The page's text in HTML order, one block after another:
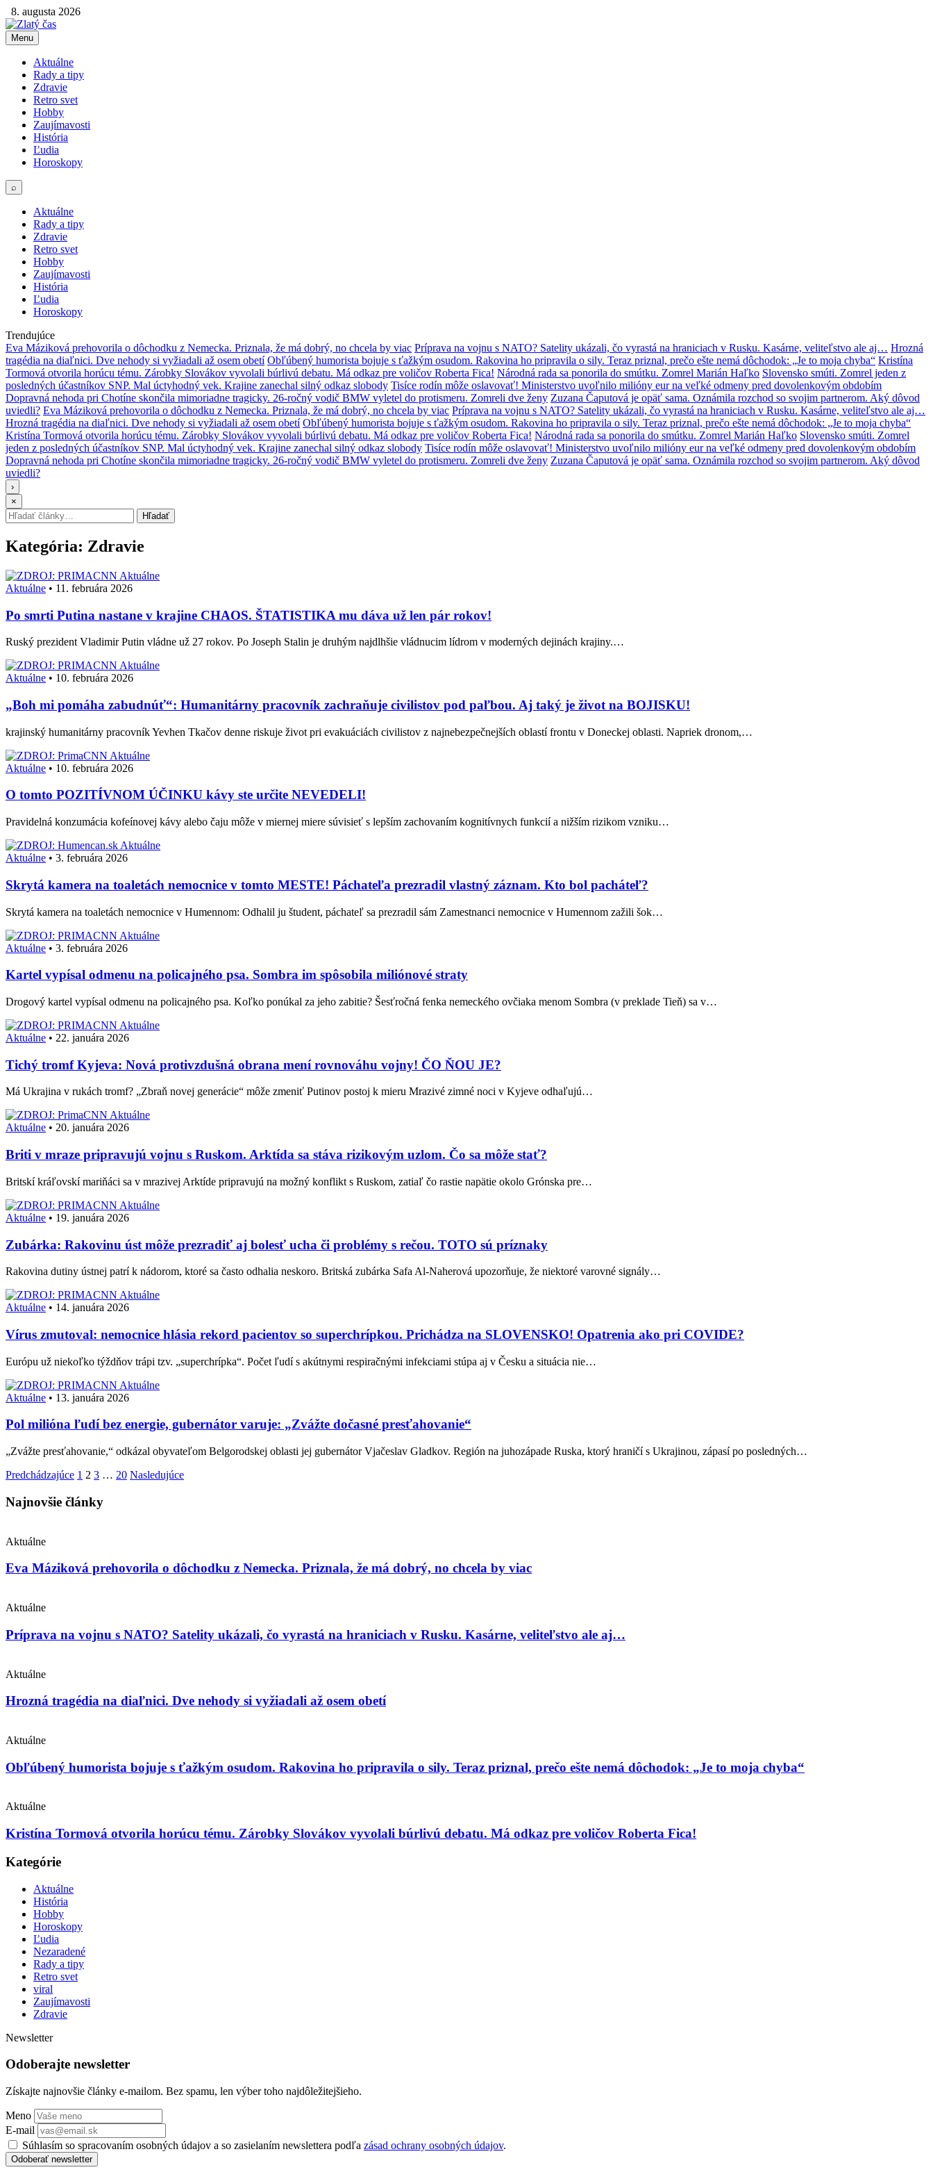
8. augusta 2026
Menu
Aktuálne
Rady a tipy
Zdravie
Retro svet
Hobby
Zaujímavosti
História
Ľudia
Horoskopy
⌕
Aktuálne
Rady a tipy
Zdravie
Retro svet
Hobby
Zaujímavosti
História
Ľudia
Horoskopy
Trendujúce
Eva Máziková prehovorila o dôchodku z Nemecka. Priznala, že má dobrý, no chcela by viac Príprava na vojnu s NATO? Satelity ukázali, čo vyrastá na hraniciach v Rusku. Kasárne, veliteľstvo ale aj… Hrozná
tragédia na diaľnici. Dve nehody si vyžiadali až osem obetí Obľúbený humorista bojuje s ťažkým osudom. Rakovina ho pripravila o sily. Teraz priznal, prečo ešte nemá dôchodok: „Je to moja chyba“ Kristína
Tormová otvorila horúcu tému. Zárobky Slovákov vyvolali búrlivú debatu. Má odkaz pre voličov Roberta Fica! Národná rada sa ponorila do smútku. Zomrel Marián Haľko Slovensko smúti. Zomrel jeden z
posledných účastníkov SNP. Mal úctyhodný vek. Krajine zanechal silný odkaz slobody Tisíce rodín môže oslavovať! Ministerstvo uvoľnilo milióny eur na veľké odmeny pred dovolenkovým obdobím
Dopravná nehoda pri Chotíne skončila mimoriadne tragicky. 26-ročný vodič BMW vyletel do protismeru. Zomreli dve ženy Zuzana Čaputová je opäť sama. Oznámila rozchod so svojim partnerom. Aký dôvod
uviedli? Eva Máziková prehovorila o dôchodku z Nemecka. Priznala, že má dobrý, no chcela by viac Príprava na vojnu s NATO? Satelity ukázali, čo vyrastá na hraniciach v Rusku. Kasárne, veliteľstvo ale aj…
Hrozná tragédia na diaľnici. Dve nehody si vyžiadali až osem obetí Obľúbený humorista bojuje s ťažkým osudom. Rakovina ho pripravila o sily. Teraz priznal, prečo ešte nemá dôchodok: „Je to moja chyba“
Kristína Tormová otvorila horúcu tému. Zárobky Slovákov vyvolali búrlivú debatu. Má odkaz pre voličov Roberta Fica! Národná rada sa ponorila do smútku. Zomrel Marián Haľko Slovensko smúti. Zomrel
jeden z posledných účastníkov SNP. Mal úctyhodný vek. Krajine zanechal silný odkaz slobody Tisíce rodín môže oslavovať! Ministerstvo uvoľnilo milióny eur na veľké odmeny pred dovolenkovým obdobím
Dopravná nehoda pri Chotíne skončila mimoriadne tragicky. 26-ročný vodič BMW vyletel do protismeru. Zomreli dve ženy Zuzana Čaputová je opäť sama. Oznámila rozchod so svojim partnerom. Aký dôvod
uviedli?
›
×
Hľadať: Hľadať
Kategória: Zdravie
Aktuálne
Aktuálne • 11. februára 2026
Po smrti Putina nastane v krajine CHAOS. ŠTATISTIKA mu dáva už len pár rokov!
Ruský prezident Vladimir Putin vládne už 27 rokov. Po Joseph Stalin je druhým najdlhšie vládnucim lídrom v moderných dejinách krajiny.…
Aktuálne
Aktuálne • 10. februára 2026
„Boh mi pomáha zabudnúť“: Humanitárny pracovník zachraňuje civilistov pod paľbou. Aj taký je život na BOJISKU!
krajinský humanitárny pracovník Yevhen Tkačov denne riskuje život pri evakuáciách civilistov z najnebezpečnejších oblastí frontu v Doneckej oblasti. Napriek dronom,…
Aktuálne
Aktuálne • 10. februára 2026
O tomto POZITÍVNOM ÚČINKU kávy ste určite NEVEDELI!
Pravidelná konzumácia kofeínovej kávy alebo čaju môže v miernej miere súvisieť s lepším zachovaním kognitívnych funkcií a nižším rizikom vzniku…
Aktuálne
Aktuálne • 3. februára 2026
Skrytá kamera na toaletách nemocnice v tomto MESTE! Páchateľa prezradil vlastný záznam. Kto bol pacháteľ?
Skrytá kamera na toaletách nemocnice v Humennom: Odhalil ju študent, páchateľ sa prezradil sám Zamestnanci nemocnice v Humennom zažili šok…
Aktuálne
Aktuálne • 3. februára 2026
Kartel vypísal odmenu na policajného psa. Sombra im spôsobila miliónové straty
Drogový kartel vypísal odmenu na policajného psa. Koľko ponúkal za jeho zabitie? Šesťročná fenka nemeckého ovčiaka menom Sombra (v preklade Tieň) sa v…
Aktuálne
Aktuálne • 22. januára 2026
Tichý tromf Kyjeva: Nová protivzdušná obrana mení rovnováhu vojny! ČO ŇOU JE?
Má Ukrajina v rukách tromf? „Zbraň novej generácie“ môže zmeniť Putinov postoj k mieru Mrazivé zimné noci v Kyjeve odhaľujú…
Aktuálne
Aktuálne • 20. januára 2026
Briti v mraze pripravujú vojnu s Ruskom. Arktída sa stáva rizikovým uzlom. Čo sa môže stať?
Britskí kráľovskí mariňáci sa v mrazivej Arktíde pripravujú na možný konflikt s Ruskom, zatiaľ čo rastie napätie okolo Grónska pre…
Aktuálne
Aktuálne • 19. januára 2026
Zubárka: Rakovinu úst môže prezradiť aj bolesť ucha či problémy s rečou. TOTO sú príznaky
Rakovina dutiny ústnej patrí k nádorom, ktoré sa často odhalia neskoro. Britská zubárka Safa Al-Naherová upozorňuje, že niektoré varovné signály…
Aktuálne
Aktuálne • 14. januára 2026
Vírus zmutoval: nemocnice hlásia rekord pacientov so superchrípkou. Prichádza na SLOVENSKO! Opatrenia ako pri COVIDE?
Európu už niekoľko týždňov trápi tzv. „superchrípka“. Počet ľudí s akútnymi respiračnými infekciami stúpa aj v Česku a situácia nie…
Aktuálne
Aktuálne • 13. januára 2026
Pol milióna ľudí bez energie, gubernátor varuje: „Zvážte dočasné presťahovanie“
„Zvážte presťahovanie,“ odkázal obyvateľom Belgorodskej oblasti jej gubernátor Vjačeslav Gladkov. Región na juhozápade Ruska, ktorý hraničí s Ukrajinou, zápasí po posledných…
Stránkovanie
príspevkov
Predchádzajúce 1 2 3 … 20 Nasledujúce
Najnovšie články
Aktuálne
Eva Máziková prehovorila o dôchodku z Nemecka. Priznala, že má dobrý, no chcela by viac
Aktuálne
Príprava na vojnu s NATO? Satelity ukázali, čo vyrastá na hraniciach v Rusku. Kasárne, veliteľstvo ale aj…
Aktuálne
Hrozná tragédia na diaľnici. Dve nehody si vyžiadali až osem obetí
Aktuálne
Obľúbený humorista bojuje s ťažkým osudom. Rakovina ho pripravila o sily. Teraz priznal, prečo ešte nemá dôchodok: „Je to moja chyba“
Aktuálne
Kristína Tormová otvorila horúcu tému. Zárobky Slovákov vyvolali búrlivú debatu. Má odkaz pre voličov Roberta Fica!
Kategórie
Aktuálne
História
Hobby
Horoskopy
Ľudia
Nezaradené
Rady a tipy
Retro svet
viral
Zaujímavosti
Zdravie
Newsletter
Odoberajte newsletter
Získajte najnovšie články e-mailom. Bez spamu, len výber toho najdôležitejšieho.
Meno
E-mail
Súhlasím so spracovaním osobných údajov a so zasielaním newslettera podľa zásad ochrany osobných údajov.
Odoberať newsletter